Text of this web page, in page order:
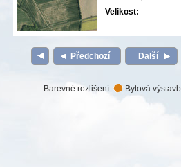
Velikost: -
Předchozí Další
Barevné rozlišení: Bytová